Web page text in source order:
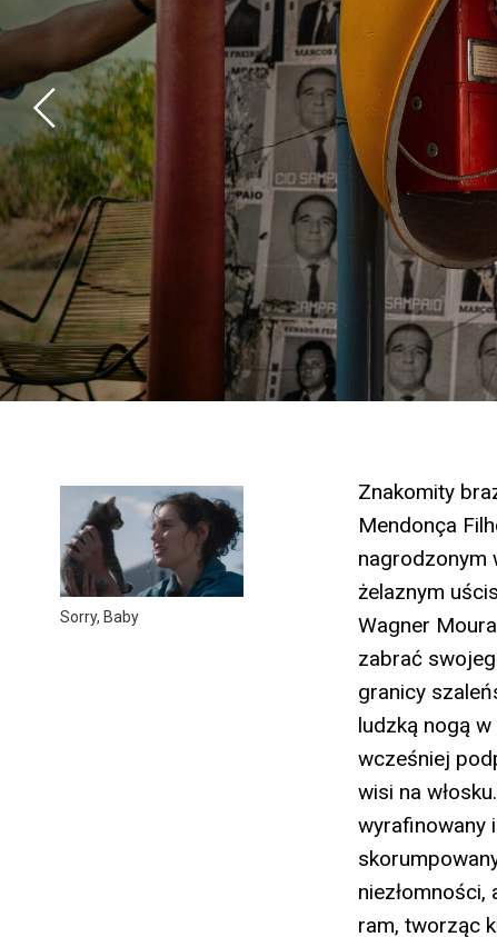
Sorry, Baby
Znakomity
Mendonça
nagrodzonym
żelaznym
Wagner
zabrać
granicy
ludzką nogą
wcześniej
wisi na
wyrafinowany
ram, tworząc